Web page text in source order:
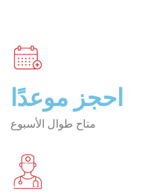
احجز موعدًا
متاح طوال الأسبوع